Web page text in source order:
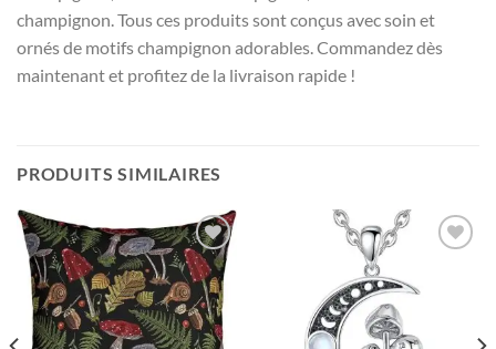
champignon. Tous ces produits sont conçus avec soin et
ornés de motifs champignon adorables. Commandez dès
maintenant et profitez de la livraison rapide !
PRODUITS SIMILAIRES
Ajouter
à la liste
d’envies